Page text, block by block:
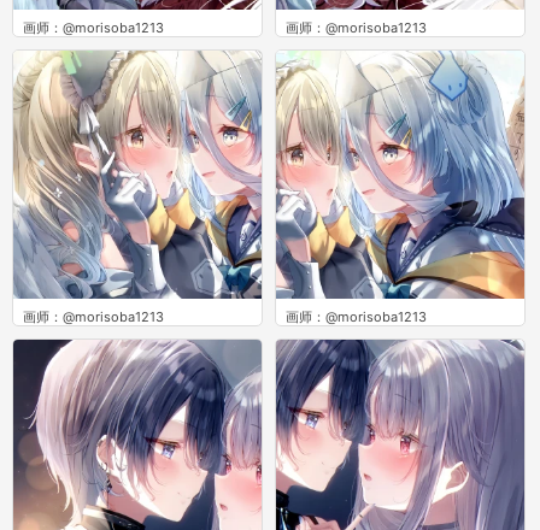
画师：@morisoba1213
0
画师：@morisoba1213
0
画师：@morisoba1213
0
画师：@morisoba1213
0